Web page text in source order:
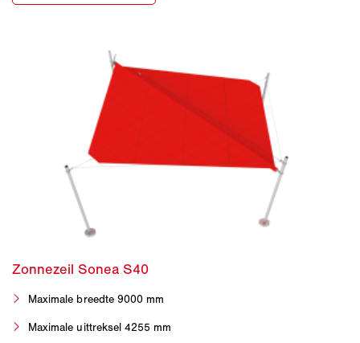
Maximale breedte 9000 mm
Maximale uittreksel 4255 mm